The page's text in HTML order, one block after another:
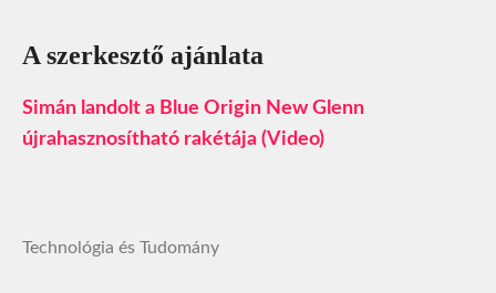
A szerkesztő ajánlata
Simán landolt a Blue Origin New Glenn
újrahasznosítható rakétája (Video)
Technológia és Tudomány